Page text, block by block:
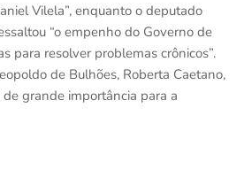
Vilela”, enquanto o deputado
“o empenho do Governo de
para resolver problemas crônicos”.
de Bulhões, Roberta Caetano,
de grande importância para a